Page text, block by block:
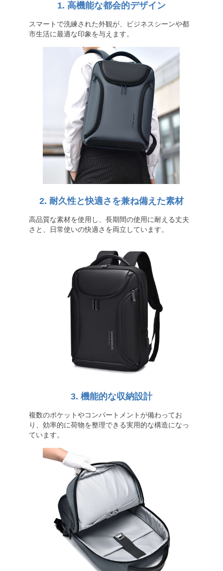
1. 高機能な都会的デザイン
スマートで洗練された外観が、ビジネスシーンや都
市生活に最適な印象を与えます。
2. 耐久性と快適さを兼ね備えた素材
高品質な素材を使用し、長期間の使用に耐える丈夫
さと、日常使いの快適さを両立しています。
3. 機能的な収納設計
複数のポケットやコンパートメントが備わってお
り、効率的に荷物を整理できる実用的な構造になっ
ています。